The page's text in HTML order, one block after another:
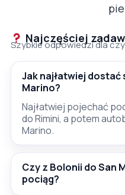
Najczęściej
Szybkie odpowiedzi dla
Jak najłatwiej dostać
Marino?
Najłatwiej pojechać
do Rimini, a potem
Marino.
Czy z Bolonii do San
pociąg?